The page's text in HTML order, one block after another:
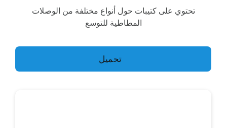
تحتوي على كتيبات حول أنواع مختلفة من الوصلات
المطاطية للتوسع
تحميل